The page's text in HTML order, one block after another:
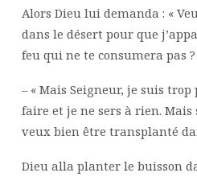
Alors Dieu lui demanda : «
dans le désert pour que
feu qui ne te consumera pas ?
– « Mais Seigneur, je suis
faire et je ne sers à rien.
veux bien être transplanté
Dieu alla planter le buisson